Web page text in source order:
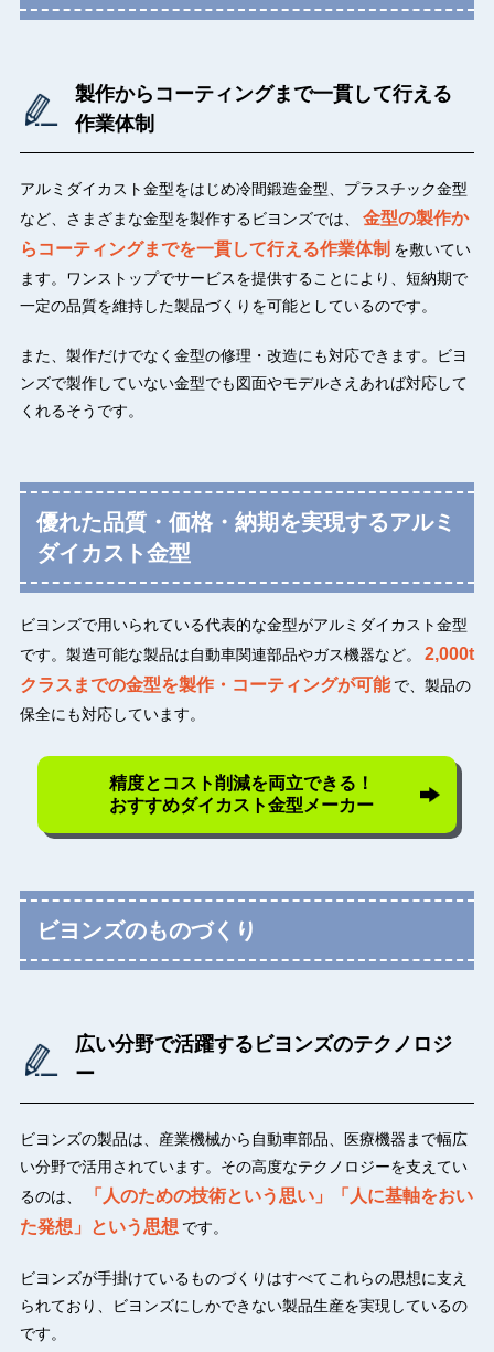
製作からコーティングまで一貫して行える
作業体制
アルミダイカスト金型をはじめ冷間鍛造金型、プラスチック金型
など、さまざまな金型を製作するビヨンズでは、
金型の製作か
らコーティングまでを一貫して行える作業体制 を敷いてい
ます。ワンストップでサービスを提供することにより、短納期で
一定の品質を維持した製品づくりを可能としているのです。
また、製作だけでなく金型の修理・改造にも対応できます。ビヨ
ンズで製作していない金型でも図面やモデルさえあれば対応して
くれるそうです。
優れた品質・価格・納期を実現するアルミ
ダイカスト金型
ビヨンズで用いられている代表的な金型がアルミダイカスト金型
です。製造可能な製品は自動車関連部品やガス機器など。
2,000t
クラスまでの金型を製作・コーティングが可能 で、製品の
保全にも対応しています。
精度とコスト削減を両立できる！
おすすめダイカスト金型メーカー
ビヨンズのものづくり
広い分野で活躍するビヨンズのテクノロジ
ー
ビヨンズの製品は、産業機械から自動車部品、医療機器まで幅広
い分野で活用されています。その高度なテクノロジーを支えてい
るのは、
「人のための技術という思い」「人に基軸をおい
た発想」という思想 です。
ビヨンズが手掛けているものづくりはすべてこれらの思想に支え
られており、ビヨンズにしかできない製品生産を実現しているの
です。